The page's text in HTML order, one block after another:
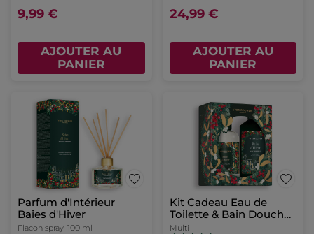
9,99 €
AJOUTER AU
PANIER
24,99 €
AJOUTER AU
PANIER
Parfum d'Intérieur
Baies d'Hiver
Flacon spray 100 ml
Kit Cadeau Eau de
Toilette & Bain Douche
Baies d'Hiver
Multi